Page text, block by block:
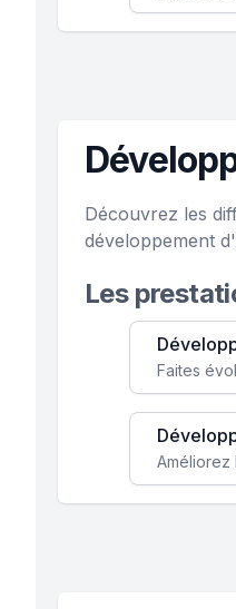
Découvrez les
développement
Les